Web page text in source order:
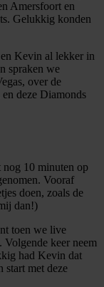
Amersfoort en
Gelukkig konden
Kevin al lekker in
spraken we
over de
deze Diamonds
10 minuten op
Vooraf
doen, zoals de
dan!)
toen we live
keer neem
had Kevin dat
start met deze